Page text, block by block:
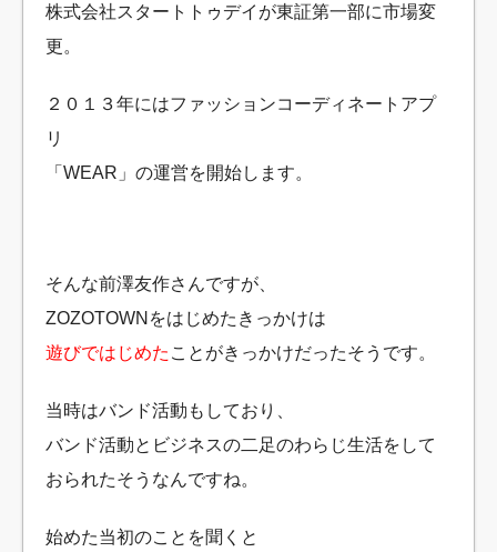
株式会社スタートトゥデイが東証第一部に市場変
更。
２０１３年にはファッションコーディネートアプ
リ
「WEAR」の運営を開始します。
そんな前澤友作さんですが、
ZOZOTOWNをはじめたきっかけは
遊びではじめた ことがきっかけだったそうです。
当時はバンド活動もしており、
バンド活動とビジネスの二足のわらじ生活をして
おられたそうなんですね。
始めた当初のことを聞くと